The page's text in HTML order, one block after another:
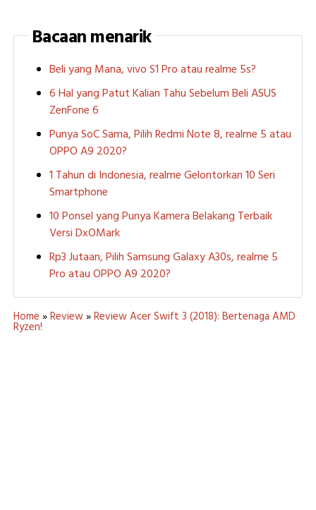
Bacaan menarik
Beli yang Mana, vivo S1 Pro atau realme 5s?
6 Hal yang Patut Kalian Tahu Sebelum Beli ASUS
ZenFone 6
Punya SoC Sama, Pilih Redmi Note 8, realme 5 atau
OPPO A9 2020?
1 Tahun di Indonesia, realme Gelontorkan 10 Seri
Smartphone
10 Ponsel yang Punya Kamera Belakang Terbaik
Versi DxOMark
Rp3 Jutaan, Pilih Samsung Galaxy A30s, realme 5
Pro atau OPPO A9 2020?
Home »Review»Review Acer Swift 3 (2018): Bertenaga AMD
Ryzen!